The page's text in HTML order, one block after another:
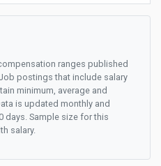
ranges published
postings that include salary
minimum, average and
is updated monthly and
days. Sample size for this
salary.